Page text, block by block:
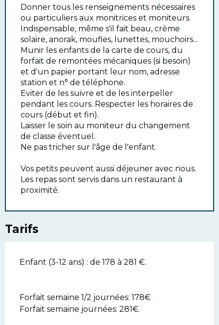
Donner tous les renseignements nécessaires
ou particuliers aux monitrices et moniteurs.
Indispensable, même s'il fait beau, crème
solaire, anorak, moufles, lunettes, mouchoirs...
Munir les enfants de la carte de cours, du
forfait de remontées mécaniques (si besoin)
et d'un papier portant leur nom, adresse
station et n° de téléphone.
Eviter de les suivre et de les interpeller
pendant les cours. Respecter les horaires de
cours (début et fin).
Laisser le soin au moniteur du changement
de classe éventuel.
Ne pas tricher sur l'âge de l'enfant.
Vos petits peuvent aussi déjeuner avec nous.
Les repas sont servis dans un restaurant à
proximité.
Tarifs
Enfant (3-12 ans) : de 178 à 281 €.
Forfait semaine 1/2 journées: 178€
Forfait semaine journées: 281€.